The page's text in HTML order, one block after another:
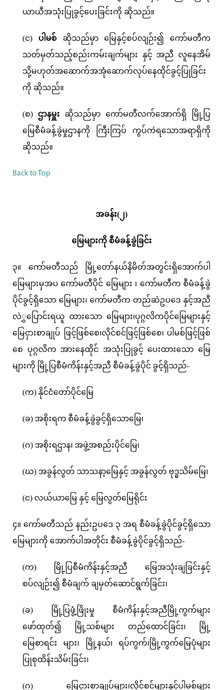
ယာယီအသုံးပြုခွင့်ပေးခြင်းကို ဆိုသည်။
(င) ပါမစ် ဆိုသည်မှာ မြေနှင့်စပ်လျဉ်း၍ ကော်မတီက
သတ်မှတ်သည့်စည်းကမ်းချက်များ နှင့် အညီ လူနေအိမ်
သို့မဟုတ်အဆောက်အအုံဆောက်လုပ်နေထိုင်ခွင့်ပြုခြင်း
ကို ဆိုသည်။
(စ) ဌာနမှူး ဆိုသည်မှာ ကော်မတီလက်အောက်ရှိ မြို့ပြ
မြေစီမံခန့်ခွဲမှုဌာနကို ကြီးကြပ် ကွပ်ကဲရသောအရာရှိကို
ဆိုသည်။
Back to Top
အခန်း(၂)
မြေများကို စီမံခန့်ခွဲခြင်း
၃။ ကော်မတီသည် မြို့တော်နယ်နိမိတ်အတွင်းရှိအောက်ပါ
မြေများမှအပ ကော်မတီပိုင် မြေများ ၊ ကော်မတီက စီမံခန့်ခွဲ
ပိုင်ခွင့်ရှိသော မြေများ၊ ကော်မတီက တည်ဆဲဥပဒေ နှင့်အညီ
လဲွှပြောင်းရယူ ထားသော မြေများ၊ပုဂ္ဂလိကပိုင်မြေများနှင့်
မြေငှားစာချုပ် ဖြင့်ဖြစ်စေ၊လိုင်စင်ဖြင့်ဖြစ်စေ၊ ပါမစ်ဖြင့်ဖြစ်
စေ ပုဂ္ဂလိက အားနေထိုင် အသုံးပြုခွင့် ပေးထားသော မြေ
များကို မြို့ပြစီမံကိန်းနှင့်အညီ စီမံခန့်ခွဲပိုင် ခွင့်ရှိသည်-
(က) နိုင်ငံတော်ပိုင်မြေ
(ခ) အစိုးရက စီမံခန့်ခွဲခွင့်ရှိသောမြေ၊
(ဂ) အစိုးရဌာန၊ အဖွဲ့အစည်းပိုင်မြေ၊
(ဃ) အခွန်လွတ် သာသနာ့မြေနှင့် အခွန်လွတ် ဗုဒ္ဓသိမ်မြေ၊
(င) လယ်ယာမြေ နှင့် မြေလွတ်မြေရိုင်း
၄။ ကော်မတီသည် နည်းဥပဒေ ၃ အရ စီမံခန့်ခွဲပိုင်ခွင့်ရှိသော
မြေများကို အောက်ပါအတိုင်း စီမံခန့်ခွဲပိုင်ခွင့်ရှိသည်-
(က) မြို့ပြစီမံကိန်းနှင့်အညီ မြေအသုံးချခြင်းနှင့်
စပ်လျဉ်း၍ စီမံချက် ချမှတ်ဆောင်ရွက်ခြင်း၊
(ခ) မြို့ပြဖွံ့ဖြိုးမှု စီမံကိန်းနှင့်အညီမြို့ကွက်များ
ဖော်ထုတ်၍ မြို့သစ်များ တည်ထောင်ခြင်း၊ မြို့
မြေစာရင်း များ၊ မြို့နယ်၊ ရပ်ကွက်၊မြို့ကွက်မြေပုံများ
ပြုစုထိန်းသိမ်းခြင်း၊
(ဂ) မြေငှားစာချုပ်များ၊လိုင်စင်များနှင့်ပါမစ်များ